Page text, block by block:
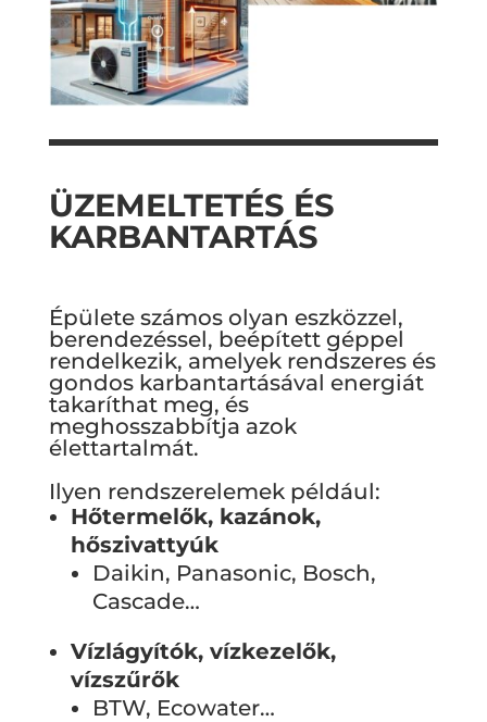
ÜZEMELTETÉS ÉS
KARBANTARTÁS
Épülete számos olyan eszközzel,
berendezéssel, beépített géppel
rendelkezik, amelyek rendszeres és
gondos karbantartásával energiát
takaríthat meg, és
meghosszabbítja azok
élettartalmát.
Ilyen rendszerelemek például:
Hőtermelők, kazánok,
hőszivattyúk
Daikin, Panasonic, Bosch,
Cascade…
Vízlágyítók, vízkezelők,
vízszűrők
BTW, Ecowater…